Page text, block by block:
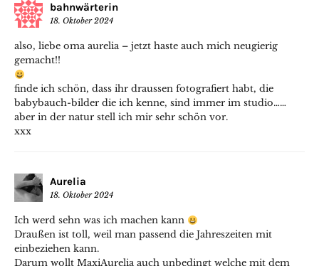
bahnwärterin
18. Oktober 2024
also, liebe oma aurelia – jetzt haste auch mich neugierig
gemacht!!
finde ich schön, dass ihr draussen fotografiert habt, die
babybauch-bilder die ich kenne, sind immer im studio……
aber in der natur stell ich mir sehr schön vor.
xxx
Aurelia
18. Oktober 2024
Ich werd sehn was ich machen kann
Draußen ist toll, weil man passend die Jahreszeiten mit
einbeziehen kann.
Darum wollt MaxiAurelia auch unbedingt welche mit dem